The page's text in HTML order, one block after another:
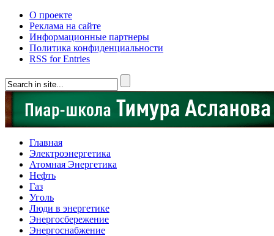
О проекте
Реклама на сайте
Информационные партнеры
Политика конфиденциальности
RSS for Entries
Главная
Электроэнергетика
Атомная Энергетика
Нефть
Газ
Уголь
Люди в энергетике
Энергосбережение
Энергоснабжение